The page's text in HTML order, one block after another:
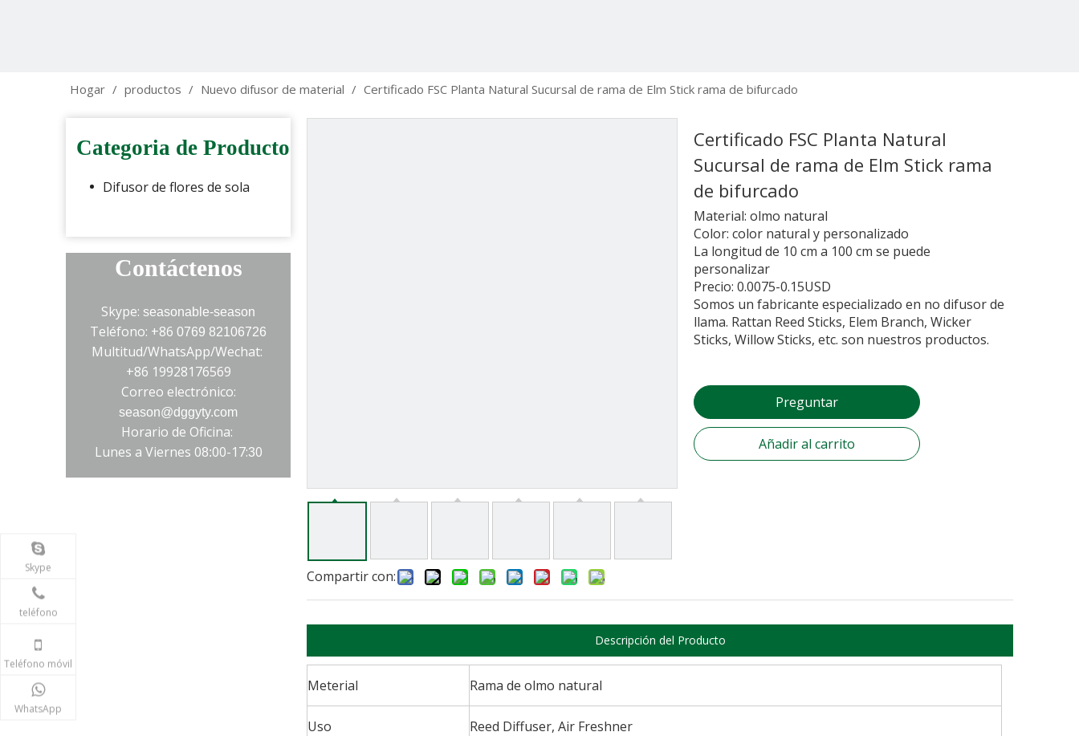
Hogar / productos / Nuevo difusor de material / Certificado FSC Planta Natural Sucursal de rama de Elm Stick rama de bifurcado
Categoria de Producto
Difusor de flores de sola
Contáctenos
Skype: seasonable-season
Teléfono: +86 0769 82106726
Multitud/WhatsApp/Wechat:
+86 19928176569
Correo electrónico:
season@dggyty.com
Horario de Oficina:
Lunes a Viernes 08:00-17:30
Compartir con:
Certificado FSC Planta Natural
Sucursal de rama de Elm Stick rama
de bifurcado
Material: olmo natural
Color: color natural y personalizado
La longitud de 10 cm a 100 cm se puede
personalizar
Precio: 0.0075-0.15USD
Somos un fabricante especializado en no difusor de
llama. Rattan Reed Sticks, Elem Branch, Wicker
Sticks, Willow Sticks, etc. son nuestros productos.
Preguntar
Añadir al carrito
Descripción del Producto
Meterial Rama de olmo natural
Uso Reed Diffuser, Air Freshner
Skype
teléfono
Teléfono móvil
WhatsApp